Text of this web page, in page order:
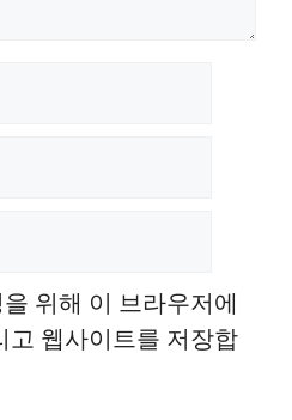
위해 이 브라우저에
고 웹사이트를 저장합